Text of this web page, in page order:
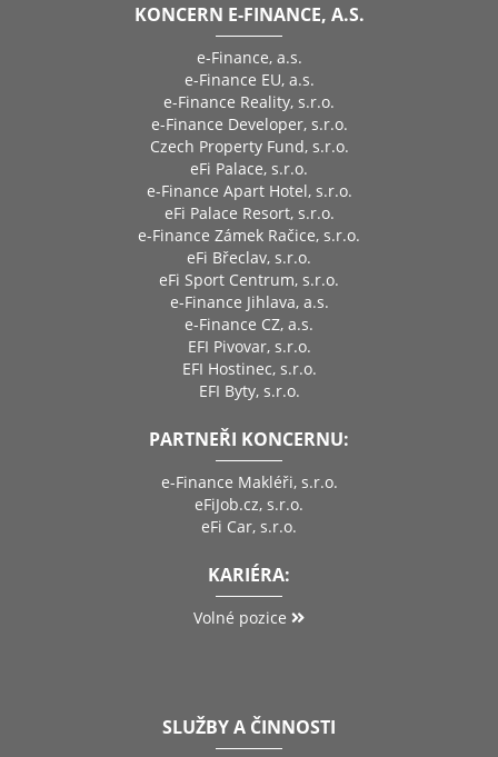
KONCERN E-FINANCE, A.S.
e-Finance, a.s.
e-Finance EU, a.s.
e-Finance Reality, s.r.o.
e-Finance Developer, s.r.o.
Czech Property Fund, s.r.o.
eFi Palace, s.r.o.
e-Finance Apart Hotel, s.r.o.
eFi Palace Resort, s.r.o.
e-Finance Zámek Račice, s.r.o.
eFi Břeclav, s.r.o.
eFi Sport Centrum, s.r.o.
e-Finance Jihlava, a.s.
e-Finance CZ, a.s.
EFI Pivovar, s.r.o.
EFI Hostinec, s.r.o.
EFI Byty, s.r.o.
PARTNEŘI KONCERNU:
e-Finance Makléři, s.r.o.
eFiJob.cz, s.r.o.
eFi Car, s.r.o.
KARIÉRA:
Volné pozice
SLUŽBY A ČINNOSTI